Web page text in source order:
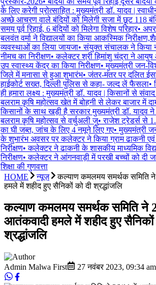
के लिए करेगी प्रोत्साहित : मुख्यमंत्री डॉ. यादव |
अच्छे आचरण वाले बंदियों को मिलेगी सजा में छूट 118
समय पूर्व रिहाई, 6 बंदियों को मिलेगा विशेष परिहार•
बलवंत वर्मा ने विद्यालयों का किया आकस्मिक
व्यवस्थाओं का लिया जायजा• संयुक्त संचालक ने किया
नीमच का निरीक्षण• कलेक्टर श्री हिमांशु चंद्रा ने आयुष
उप स्वास्थ्य केंद्र का किया निरीक्षण• मुख्यमंत्री जन-
जिले में मनासा से हुआ शुभारंभ• जंतर-मंतर पर दलित
हाईकोर्ट सख्त, दिल्ली पुलिस से कहा- जल्द लें फैसला•
ही हमारा लक्ष्य : मुख्यमंत्री डॉ. यादव | किसानों से
बलराम कृषि महोत्सव खेत में बोहनी से लेकर बाजार में
किसानों के साथ खड़ी है सरकार मुख्यमंत्री डॉ. यादव ने
बलराम कृषि महोत्सव से वर्चुअली जु• राजेश ट्रेडर्स से
का घी जब्त, जांच के लिए 4 नमूने लिए गए• मुख्यमंत्री
के शुभारंभ अवसर पर कलेक्टर ने किया ग्राम ढाकनी
निरीक्षण• कलेक्टर ने ढाकनी के शासकीय माध्यमिक
निरीक्षण• कलेक्टर ने आंगनवाड़ी में परखी बच्चों को दी जा
शिक्षा की गुणवत्ता
HOME
न्यूज़
कल्याण कमलमय समर्थक समिति
हमले में शहीद हुए सैनिकों को दी श्रद्धांजलि
कल्याण कमलमय समर्थक समिति ने
आतंकवादी हमले में शहीद हुए सैनिकों
श्रद्धांजलि
Admin Malwa First 27 नवंबर 2023, 09:34 am